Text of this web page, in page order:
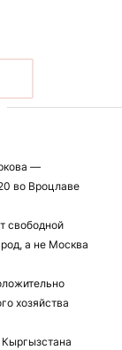
—
во Вроцлаве
свободной
а не Москва
хозяйства
Кыргызстана